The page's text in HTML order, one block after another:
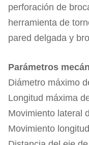
perforación de
herramienta de
pared delgada y
Parámetros
Diámetro máximo
Longitud máxima
Movimiento lateral
Movimiento